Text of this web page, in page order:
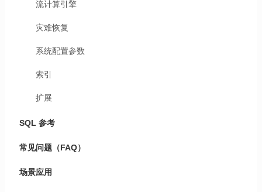
流计算引擎
灾难恢复
系统配置参数
索引
扩展
SQL 参考
常见问题（FAQ）
场景应用